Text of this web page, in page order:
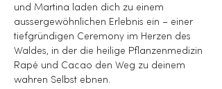
und Martina laden dich zu einem
aussergewöhnlichen Erlebnis ein – einer
tiefgründigen Ceremony im Herzen des
Waldes, in der die heilige Pflanzenmedizin
Rapé und Cacao den Weg zu deinem
wahren Selbst ebnen.